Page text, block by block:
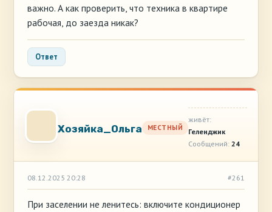
важно. А как проверить, что техника в квартире
рабочая, до заезда никак?
Ответ
Хозяйка_Ольга МЕСТНЫЙ
живёт:
Геленджик
Сообщений:24
08.12.2025 20:28 #261
При заселении не ленитесь: включите кондиционер